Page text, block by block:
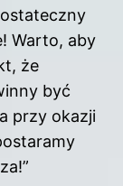
Warto, aby
że
być
przy okazji